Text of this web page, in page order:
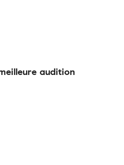
audition